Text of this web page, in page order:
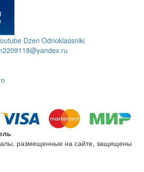
Dzen Odnoklassniki
размещенные на сайте, защищены